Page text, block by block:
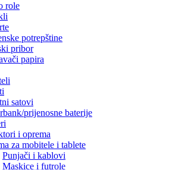
role
potrepštine
pribor
papira
satovi
prijenosne baterije
i oprema
za mobitele i tablete
Punjači i kablovi
Maskice i futrole